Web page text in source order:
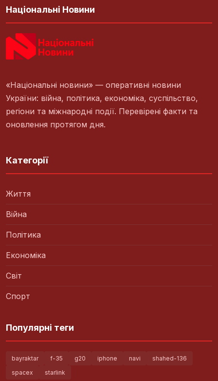
Національні Новини
«Національні новини» — оперативні новини
України: війна, політика, економіка, суспільство,
регіони та міжнародні події. Перевірені факти та
оновлення протягом дня.
Категорії
Життя
Війна
Політика
Економіка
Світ
Спорт
Популярні теги
bayraktar f-35 g20 iphone navi
shahed-136
spacex
starlink